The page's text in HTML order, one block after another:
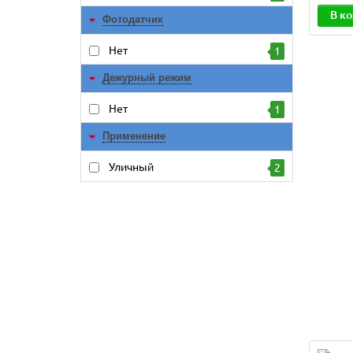
Фотодатчик
Нет 1
Дежурный режим
Нет 1
Применение
Уличный 2
В